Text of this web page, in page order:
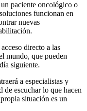
un paciente oncológico o
funcionan en
nuevas
directo a las
mundo, que pueden
siguiente.
a especialistas y
de escuchar lo que hacen
situación es un